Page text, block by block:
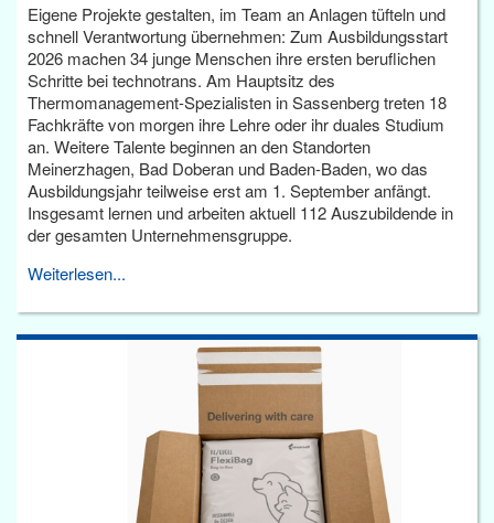
Eigene Projekte gestalten, im Team an Anlagen tüfteln und
schnell Verantwortung übernehmen: Zum Ausbildungsstart
2026 machen 34 junge Menschen ihre ersten beruflichen
Schritte bei technotrans. Am Hauptsitz des
Thermomanagement-Spezialisten in Sassenberg treten 18
Fachkräfte von morgen ihre Lehre oder ihr duales Studium
an. Weitere Talente beginnen an den Standorten
Meinerzhagen, Bad Doberan und Baden-Baden, wo das
Ausbildungsjahr teilweise erst am 1. September anfängt.
Insgesamt lernen und arbeiten aktuell 112 Auszubildende in
der gesamten Unternehmensgruppe.
Weiterlesen...